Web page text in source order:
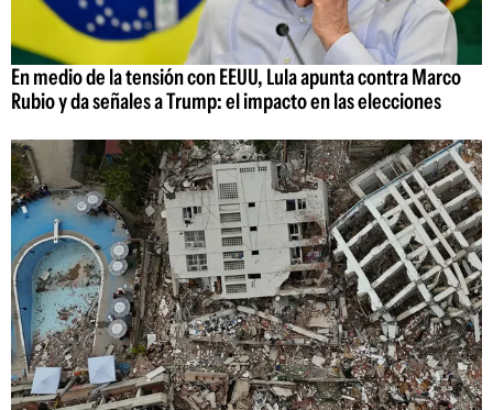
En medio de la tensión con EEUU, Lula apunta contra Marco
Rubio y da señales a Trump: el impacto en las elecciones